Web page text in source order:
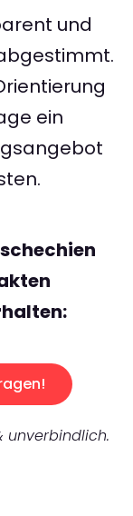
und
ein
unverbindlich.